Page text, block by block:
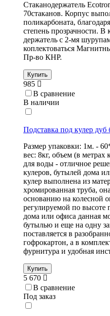
Стаканодержатель
70стаканов. Корпус
поликарбоната,
степень прозрачности. В
держатель с 2-мя
коплектоваться
Пр-во КНР.
Купить
985
В сравнение
В наличии
Подставка под кулер дуб
Размер упаковки: 1м. -
вес: 8кг, объем (в метрах
для воды - отличное
кулеров, бутылей дома
кулер выполнена из
хромированная труба,
основанию на колесной
регулируемой по высоте
дома или офиса данная
бутылью и еще на одну
поставляется в
гофрокартон, а в
фурнитура и удобная
Купить
5 670
В сравнение
Под заказ